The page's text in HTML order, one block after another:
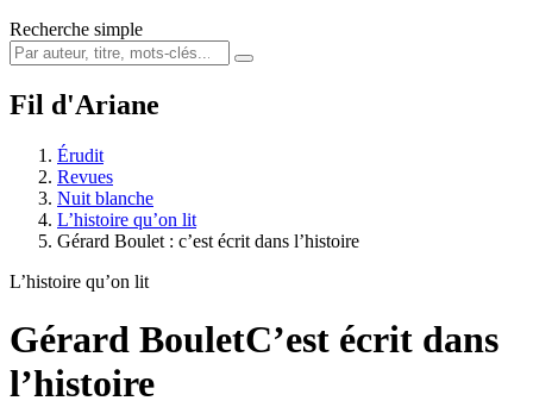
Recherche simple
Fil d'Ariane
Érudit
Revues
Nuit blanche
L’histoire qu’on lit
Gérard Boulet : c’est écrit dans l’histoire
L’histoire qu’on lit
Gérard BouletC’est écrit dans
l’histoire